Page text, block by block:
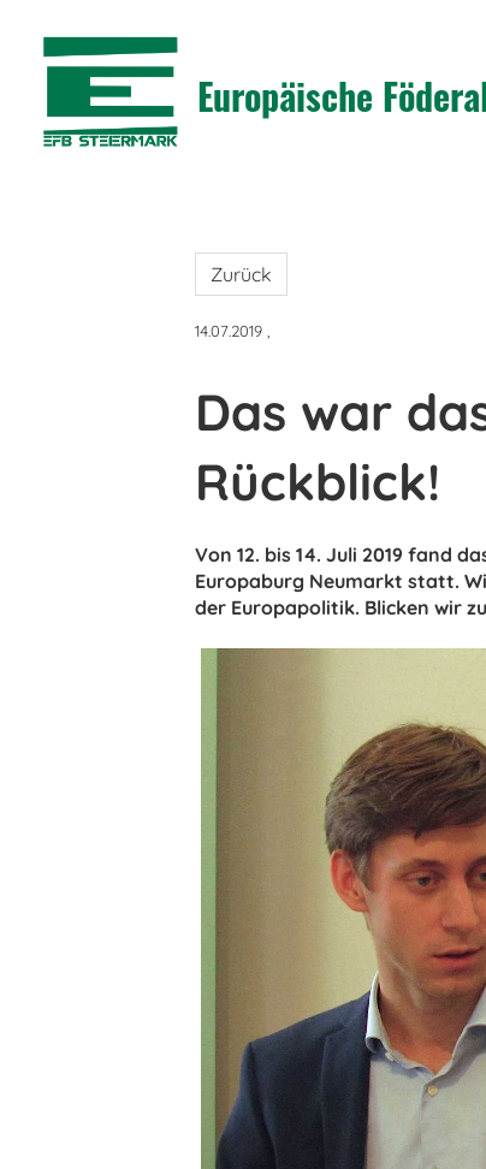
Europäische
Zurück
14.07.2019
Das war
Rückblick!
Von 12. bis 14. Juli 2019 fand
Europaburg Neumarkt statt.
der Europapolitik. Blicken wir